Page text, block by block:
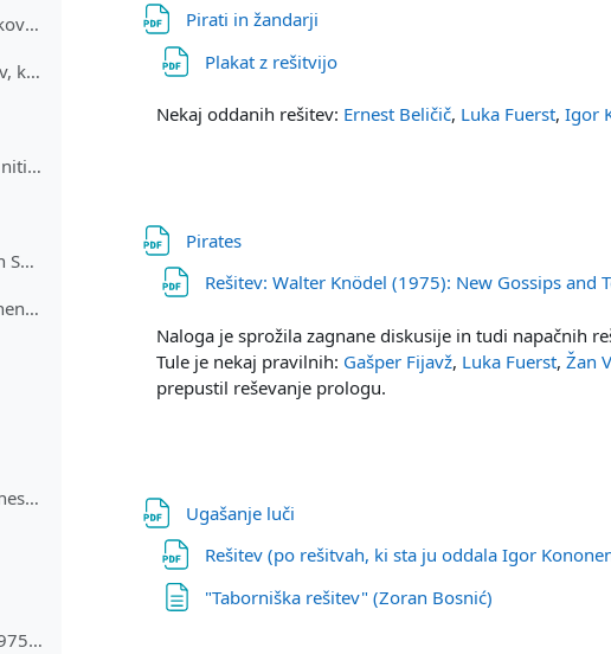
Nekaj tipičnih predstavnikov oddanih rešitev: Erne...
Nekaj oddanih programov, ki poiščejo rešitev: Jern...
Poldetove maline (da o psu niti ne govorimo)
Animirana rešitev (Milutin Spasić) - poslušaj z zvokom!
Druge rešitve: Igor Kononenko, Gregor Weiss, Gašp...
Nekaj oddanih rešitev: Ernest Beličič, Luka Fuerst...
Rešitev: Walter Knödel (1975): New Gossips and Telephones, Discrete Mathematics 13.
Pirati in žandarji
Plakat z rešitvijo
Nekaj oddanih rešitev: Ernest Beličič, Luka Fuerst, Igor
Pirates
Rešitev: Walter Knödel (1975): New Gossips and
Naloga je sprožila zagnane diskusije in tudi napačnih
Tule je nekaj pravilnih: Gašper Fijavž, Luka Fuerst, Žan
prepustil reševanje prologu.
Ugašanje luči
Rešitev (po rešitvah, ki sta ju oddala Igor
"Taborniška rešitev" (Zoran Bosnić)